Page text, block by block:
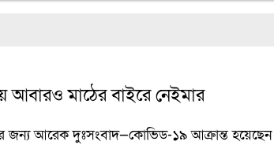
আবারও মাঠের বাইরে নেইমার
জন্য আরেক দুঃসংবাদ—কোভিড-১৯ আক্রান্ত